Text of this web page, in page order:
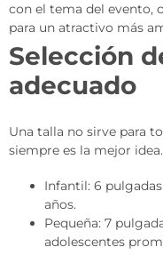
con el tema del evento,
para un atractivo más
Selección
adecuado
Una talla no sirve para
siempre es la mejor
Infantil: 6
años.
Pequeña: 7
adolescentes